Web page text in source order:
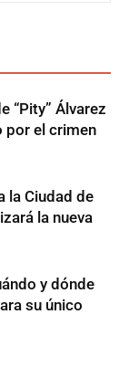
“Pity” Álvarez
por el crimen
la Ciudad de
la nueva
y dónde
su único